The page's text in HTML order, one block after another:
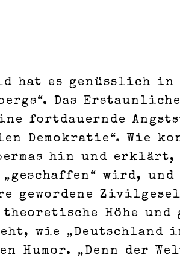
hat es genüsslich in
Das
fortdauernde
Demokratie“. Wie
hin und erklärt,
wird, und
gewordene
theoretische Höhe
wie „Deutschland
Humor. „Denn der